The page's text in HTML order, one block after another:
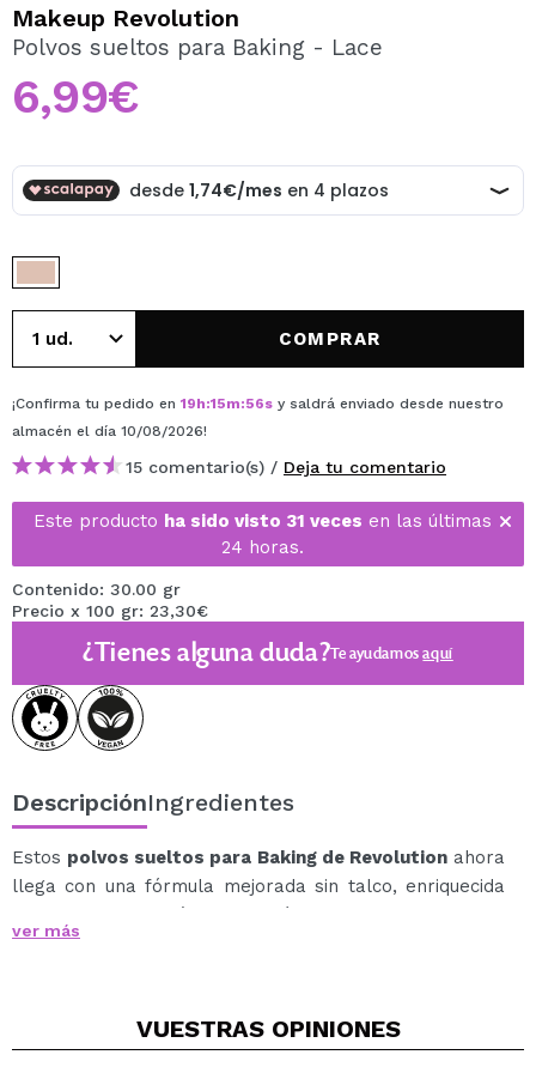
Al crear una cuenta en Maquillalia.com podrás realizar
tus compras rápidamente, revisar el estado de tus
pedidos y consultar tus operaciones anteriores.
CREAR CUENTA
Makeup Revolution
Polvos sueltos para Baking - Lace
6,99€
COMPRAR
¡Confirma tu pedido en 19h:15m:56s y saldrá enviado desde nuestro
almacén el día 10/08/2026!
15 comentario(s) / Deja tu comentario
Este producto ha sido visto 31 veces en las últimas
24 horas.
Contenido: 30.00 gr
Precio x 100 gr: 23,30€
¿Tienes alguna duda?Te ayudamosaquí
DescripciónIngredientes
Estos polvos sueltos para Baking de Revolutionahora
llega con una fórmula mejorada sin talco, enriquecida
con vitamina E y ácido hialurónico para proporcionar
una fijación impecable y un acabado más suave y
un maquillaje de larga duración, sin brillos y con efecto
ver más
VUESTRAS OPINIONES